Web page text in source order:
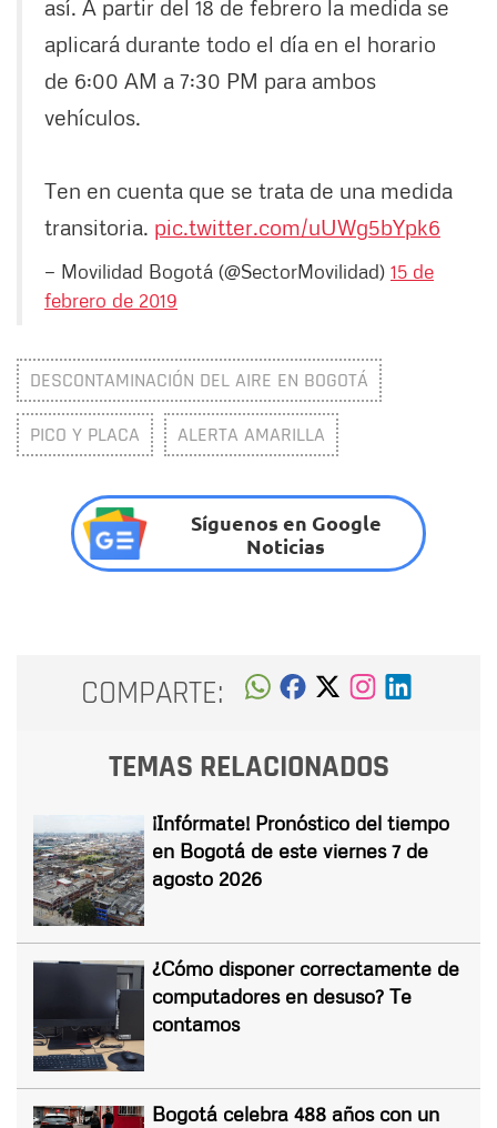
así. A partir del 18 de febrero la medida se
aplicará durante todo el día en el horario
de 6:00 AM a 7:30 PM para ambos
vehículos.
Ten en cuenta que se trata de una medida
transitoria. pic.twitter.com/uUWg5bYpk6
— Movilidad Bogotá (@SectorMovilidad) 15 de
febrero de 2019
DESCONTAMINACIÓN DEL AIRE EN BOGOTÁ
PICO Y PLACA ALERTA AMARILLA
Síguenos en Google
Noticias
COMPARTE:
TEMAS RELACIONADOS
¡Infórmate! Pronóstico del tiempo
en Bogotá de este viernes 7 de
agosto 2026
¿Cómo disponer correctamente de
computadores en desuso? Te
contamos
Bogotá celebra 488 años con un